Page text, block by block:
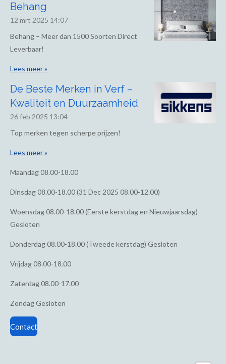
Behang
12 mrt 2025 14:07
Behang – Meer dan 1500 Soorten Direct
Leverbaar!
Lees meer »
De Beste Merken in Verf –
Kwaliteit en Duurzaamheid
26 feb 2025 13:04
Top merken tegen scherpe prijzen!
Lees meer »
Maandag08.00-18.00
Dinsdag08.00-18.00 (31 Dec 2025 08.00-12.00)
Woensdag08.00-18.00 (Eerste kerstdag en Nieuwjaarsdag)
Gesloten
Donderdag08.00-18.00 (Tweede kerstdag) Gesloten
Vrijdag08.00-18.00
Zaterdag08.00-17.00
ZondagGesloten
Contact